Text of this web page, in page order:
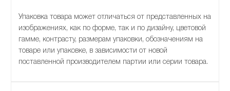
Упаковка товара может отличаться от представленных на
изображениях, как по форме, так и по дизайну, цветовой
гамме, контрасту, размерам упаковки, обозначениям на
товаре или упаковке, в зависимости от новой
поставленной производителем партии или серии товара.